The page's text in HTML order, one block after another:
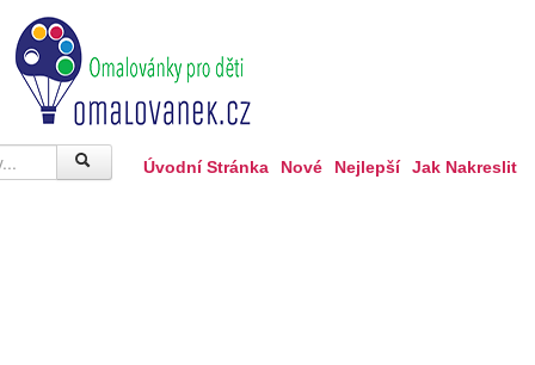
Úvodní Stránka Nové Nejlepší Jak Nakreslit